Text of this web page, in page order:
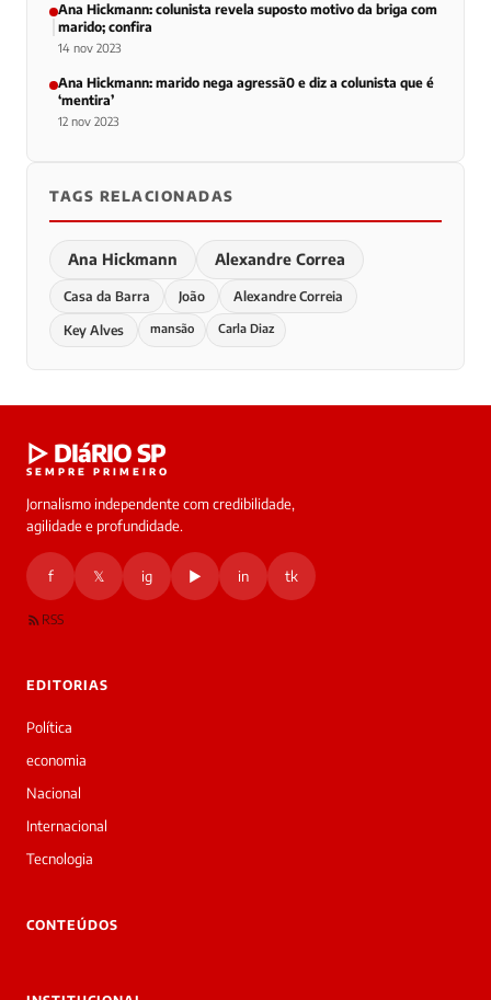
Ana Hickmann: colunista revela suposto motivo da briga com
marido; confira
14 nov 2023
Ana Hickmann: marido nega agressã0 e diz a colunista que é
‘mentira’
12 nov 2023
TAGS RELACIONADAS
Ana Hickmann Alexandre Correa
Casa da Barra João Alexandre Correia
Key Alves mansão Carla Diaz
▷ DIáRIO SP
SEMPRE PRIMEIRO
Jornalismo independente com credibilidade,
agilidade e profundidade.
f 𝕏 ig ▶ in tk
RSS
EDITORIAS
Política
economia
Nacional
Internacional
Tecnologia
CONTEÚDOS